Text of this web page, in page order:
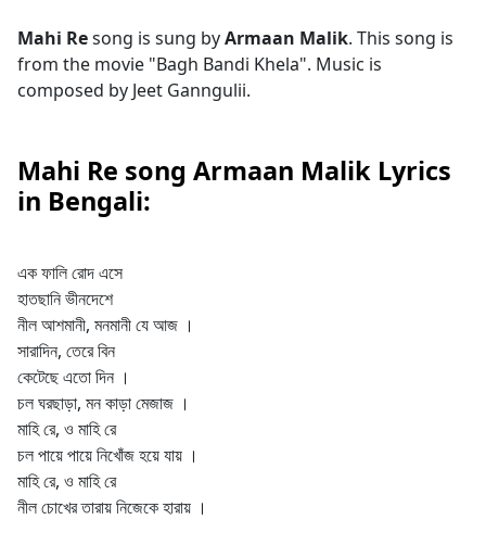
Mahi Resong is sung byArmaan Malik. This song is
from the movie "Bagh Bandi Khela". Music is
composed by Jeet Ganngulii.
Mahi Re song Armaan Malik Lyrics
in Bengali:
এক ফালি রোদ এসে
হাতছানি ভীনদেশে
নীল আশমানী, মনমানী যে আজ ।
সারাদিন, তেরে বিন
কেটেছে এতো দিন ।
চল ঘরছাড়া, মন কাড়া মেজাজ ।
মাহি রে, ও মাহি রে
চল পায়ে পায়ে নিখোঁজ হয়ে যায় ।
মাহি রে, ও মাহি রে
নীল চোখের তারায় নিজেকে হারায় ।